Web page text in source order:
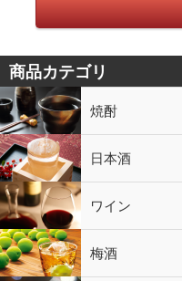
商品カテゴリ
焼酎
芋焼酎
かめ壷入り焼酎
黒糖焼酎
米焼酎
麦焼酎
そば焼酎
泡盛
とうもろこし焼酎
ギフトコーナー
セットコーナー
益々繁盛
鹿児島限定 日本酒
日本酒
スパークリング
ギフト ワイン
赤ワイン
白ワイン
ロゼワイン
スパークリング
シャンパン 梅酒